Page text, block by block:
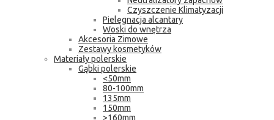
Czyszczenie Klimatyzacji
Pielęgnacja alcantary
Woski do wnętrza
Akcesoria Zimowe
Zestawy kosmetyków
Materiały polerskie
Gąbki polerskie
<50mm
80-100mm
135mm
150mm
>160mm